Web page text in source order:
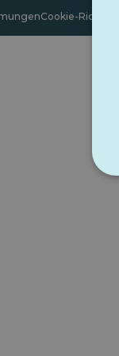
Cookie-Richtlinie